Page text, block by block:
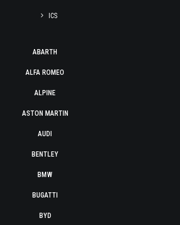
ICS
ABARTH
ALFA ROMEO
ALPINE
ASTON MARTIN
AUDI
BENTLEY
BMW
BUGATTI
BYD